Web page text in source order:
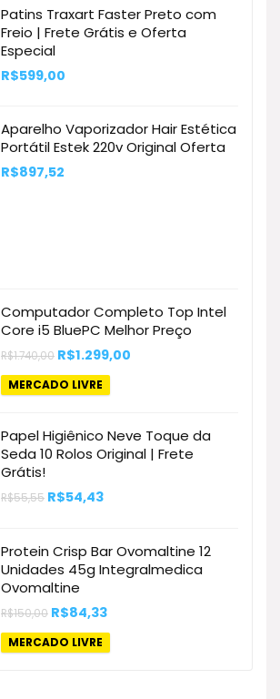
Patins Traxart Faster Preto com
Freio | Frete Grátis e Oferta
Especial
R$599,00
Aparelho Vaporizador Hair Estética
Portátil Estek 220v Original Oferta
R$897,52
Computador Completo Top Intel
Core i5 BluePC Melhor Preço
R$1.740,00 O
original
era:
R$1.299,00
MERCADO LIVRE
Papel Higiênico Neve Toque da
Seda 10 Rolos Original | Frete
Grátis!
R$55,55 O
R$55,55.
R$54,43O
R$54,43.
Protein Crisp Bar Ovomaltine 12
Unidades 45g Integralmedica
Ovomaltine
R$150,00 O
original
era:
R$84,33O
atual
é:
MERCADO LIVRE